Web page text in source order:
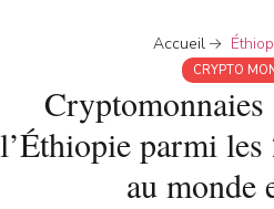
Accueil
CRYPTO
l’Éthiopie parmi les
au monde